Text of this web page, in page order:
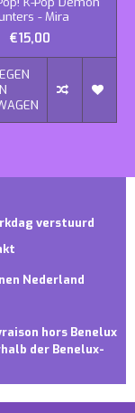
- Mira
€15,00
verstuurd
Nederland
hors Benelux
der Benelux-